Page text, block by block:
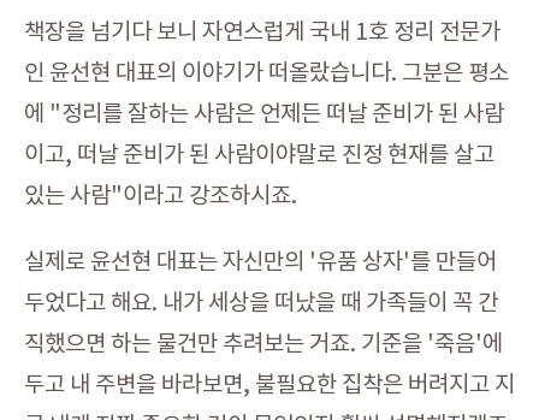
책장을 넘기다 보니 자연스럽게 국내 1호 정리 전문가
인 윤선현 대표의 이야기가 떠올랐습니다. 그분은 평소
에 "정리를 잘하는 사람은 언제든 떠날 준비가 된 사람
이고, 떠날 준비가 된 사람이야말로 진정 현재를 살고
있는 사람"이라고 강조하시죠.
실제로 윤선현 대표는 자신만의 '유품 상자'를 만들어
두었다고 해요. 내가 세상을 떠났을 때 가족들이 꼭 간
직했으면 하는 물건만 추려보는 거죠. 기준을 '죽음'에
두고 내 주변을 바라보면, 불필요한 집착은 버려지고 지